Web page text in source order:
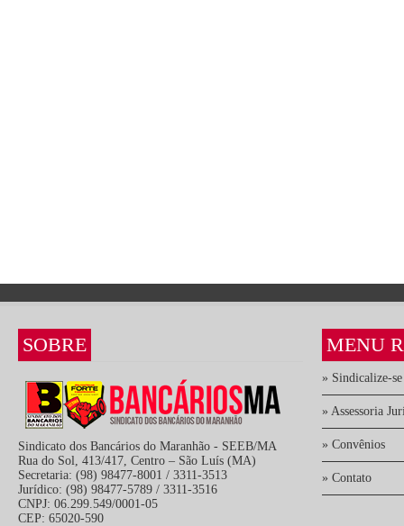
SOBRE
Sindicato dos Bancários do Maranhão - SEEB/MA
Rua do Sol, 413/417, Centro – São Luís (MA)
Secretaria: (98) 98477-8001 / 3311-3513
Jurídico: (98) 98477-5789 / 3311-3516
CNPJ: 06.299.549/0001-05
CEP: 65020-590
MENU
» Sindicalize-se
» Assessoria
» Convênios
» Contato